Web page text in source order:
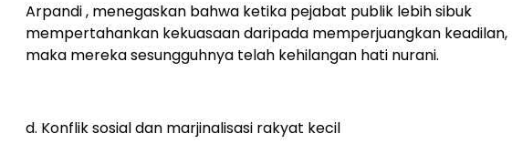
Arpandi , menegaskan bahwa ketika pejabat publik lebih sibuk
mempertahankan kekuasaan daripada memperjuangkan keadilan,
maka mereka sesungguhnya telah kehilangan hati nurani.
d. Konflik sosial dan marjinalisasi rakyat kecil